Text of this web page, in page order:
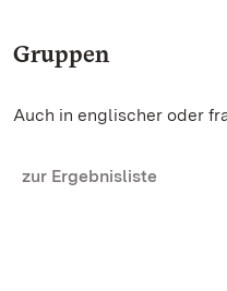
Gruppen
Auch in englischer oder
zur Ergebnisliste